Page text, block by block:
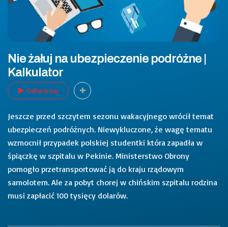
Nie żałuj na ubezpieczenie podróżne |
Kalkulator
Odtwarzaj
Jeszcze przed szczytem sezonu wakacyjnego wrócił temat
ubezpieczeń podróżnych. Niewykluczone, że wagę tematu
wzmocnił przypadek polskiej studentki która zapadła w
śpiączkę w szpitalu w Pekinie. Ministerstwo Obrony
pomogło przetransportować ją do kraju rządowym
samolotem. Ale za pobyt chorej w chińskim szpitalu rodzina
musi zapłacić 100 tysięcy dolarów.